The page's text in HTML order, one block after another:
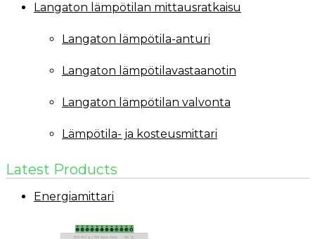
Langaton lämpötilan mittausratkaisu
Langaton lämpötila-anturi
Langaton lämpötilavastaanotin
Langaton lämpötilan valvonta
Lämpötila- ja kosteusmittari
Latest Products
Energiamittari